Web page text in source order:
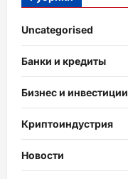
Uncategorised
Банки и кредиты
Бизнес и инвестиции
Криптоиндустрия
Новости